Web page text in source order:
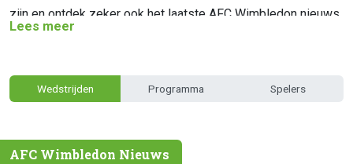
zijn en ontdek zeker ook het laatste AFC Wimbledon nieuws.
Lees meer
Wedstrijden Programma Spelers
AFC Wimbledon Nieuws